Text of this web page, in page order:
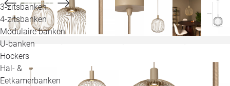
3-zitsbanken
4-zitsbanken
Modulaire banken
U-banken
Hockers
Hal- &
Eetkamerbanken